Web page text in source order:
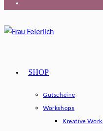
SHOP
Gutscheine
Workshops
Kreative